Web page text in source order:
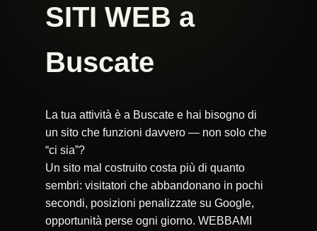
SITI WEB a
Buscate
La tua attività è a Buscate e hai bisogno di
un sito che funzioni davvero — non solo che
“ci sia”?
Un sito mal costruito costa più di quanto
sembri: visitatori che abbandonano in pochi
secondi, posizioni penalizzate su Google,
opportunità perse ogni giorno. WEBBAMI